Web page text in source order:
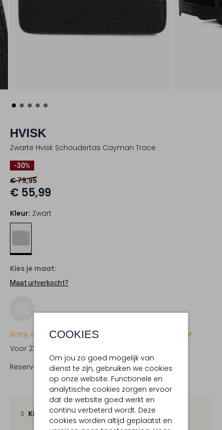
COOKIES
Om jou zo goed mogelijk van
dienst te zijn, gebruiken we cookies
op onze website. Functionele en
analytische cookies zorgen ervoor
dat de website goed werkt en
continu verbeterd wordt. Deze
cookies worden altijd geplaatst en
HVISK
Zwarte Hvisk Schoudertas Cayman Trace
-30%
€ 79,95
€ 55,99
Kleur: Zwart
Kies je maat:
Maat uitverkocht?
Sorry, dit item is momenteel (nog) niet beschikbaar.
Voor 23:59 uur besteld,
Reserveer direct in een van onze 19 boutiques
Kies zelf je bezorgmoment